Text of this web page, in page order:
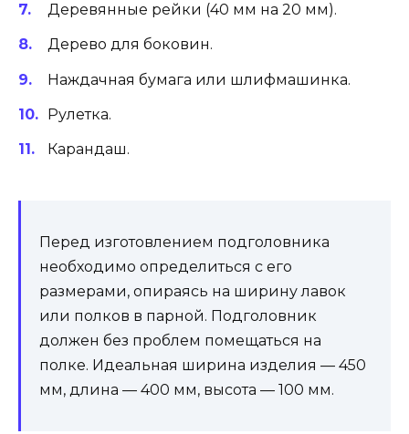
Деревянные рейки (40 мм на 20 мм).
Дерево для боковин.
Наждачная бумага или шлифмашинка.
Рулетка.
Карандаш.
Перед изготовлением подголовника
необходимо определиться с его
размерами, опираясь на ширину лавок
или полков в парной. Подголовник
должен без проблем помещаться на
полке. Идеальная ширина изделия — 450
мм, длина — 400 мм, высота — 100 мм.